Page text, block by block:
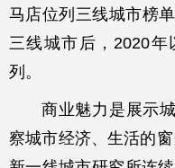
马店位列三线城市榜
三线城市后，2020
列。
商业魅力是展示
察城市经济、生活的